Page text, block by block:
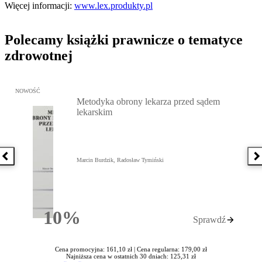
Więcej informacji: www.lex.produkty.pl
Polecamy książki prawnicze o tematyce
zdrowotnej
Poprzednia książka
Przejdź do: Metodyka obrony lekarza przed sądem lekarskim,
NOWOŚĆ
10%Rabatu
Metodyka obrony lekarza przed sądem
lekarskim
Marcin Burdzik, Radosław Tymiński
Sprawdź
Cena promocyjna: 161,10 zł | Cena regularna: 179,00 zł
Najniższa cena w ostatnich 30 dniach: 125,31 zł